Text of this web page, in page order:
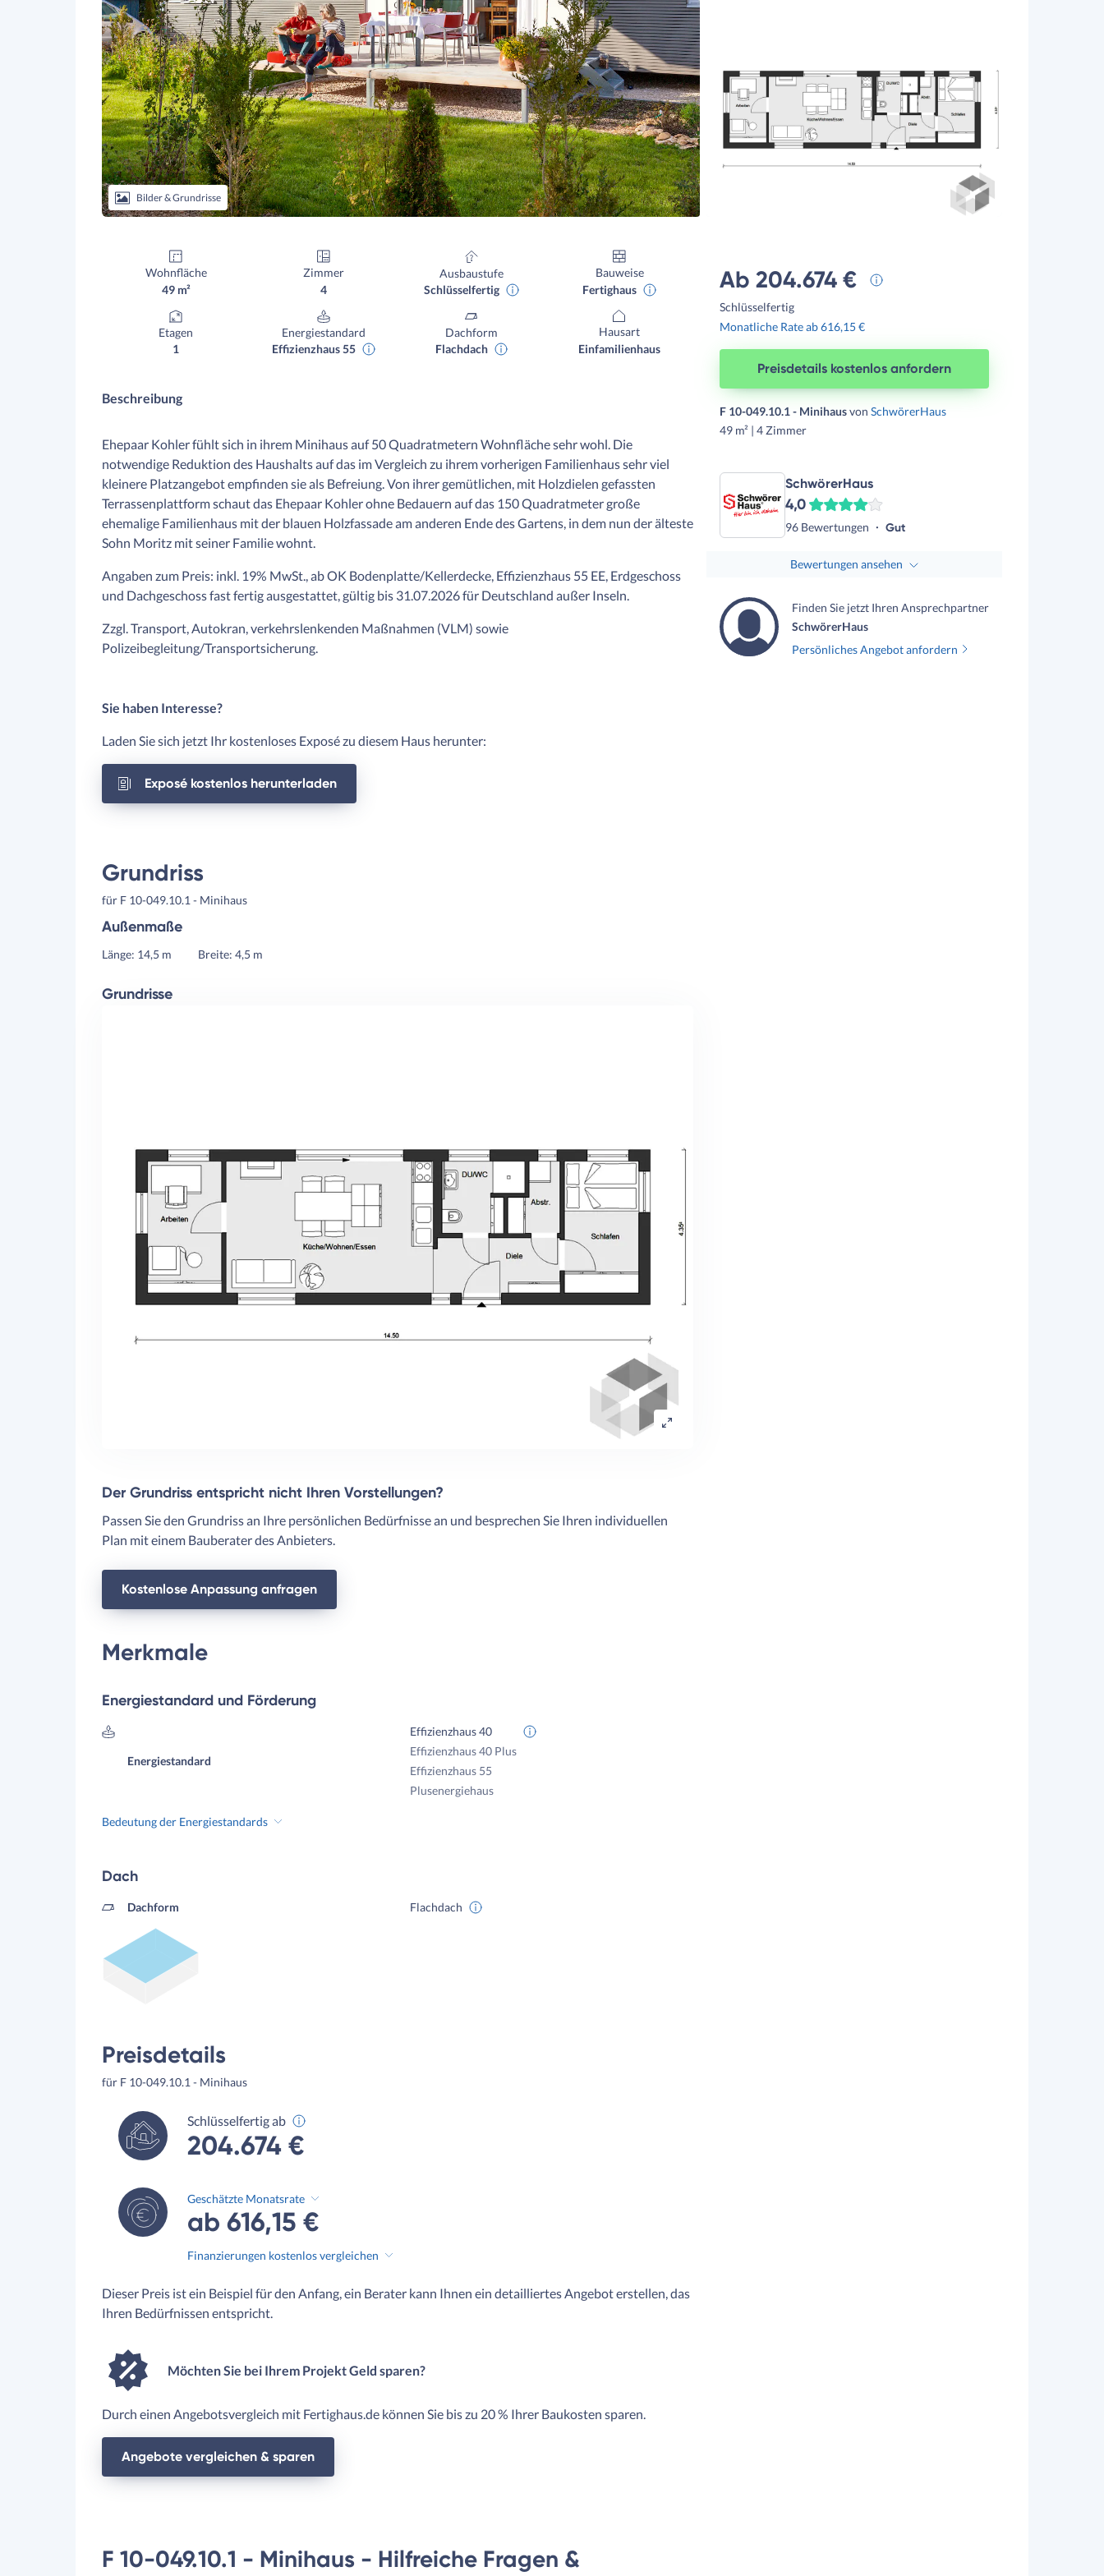
Bilder & Grundrisse
Wohnfläche
49 m²
Zimmer
4
Ausbaustufe
Schlüsselfertig
Bauweise
Fertighaus
Etagen
1
Energiestandard
Effizienzhaus 55
Dachform
Flachdach
Hausart
Einfamilienhaus
Beschreibung
Ehepaar Kohler fühlt sich in ihrem Minihaus auf 50 Quadratmetern Wohnfläche sehr wohl. Die
notwendige Reduktion des Haushalts auf das im Vergleich zu ihrem vorherigen Familienhaus sehr viel
kleinere Platzangebot empfinden sie als Befreiung. Von ihrer gemütlichen, mit Holzdielen gefassten
Terrassenplattform schaut das Ehepaar Kohler ohne Bedauern auf das 150 Quadratmeter große
ehemalige Familienhaus mit der blauen Holzfassade am anderen Ende des Gartens, in dem nun der älteste
Sohn Moritz mit seiner Familie wohnt.
Angaben zum Preis: inkl. 19% MwSt., ab OK Bodenplatte/Kellerdecke, Effizienzhaus 55 EE, Erdgeschoss
und Dachgeschoss fast fertig ausgestattet, gültig bis 31.07.2026 für Deutschland außer Inseln.
Zzgl. Transport, Autokran, verkehrslenkenden Maßnahmen (VLM) sowie
Polizeibegleitung/Transportsicherung.
Sie haben Interesse?
Laden Sie sich jetzt Ihr kostenloses Exposé zu diesem Haus herunter:
Exposé kostenlos herunterladen
Grundriss
für F 10-049.10.1 - Minihaus
Außenmaße
Länge: 14,5 m Breite: 4,5 m
Grundrisse
Der Grundriss entspricht nicht Ihren Vorstellungen?
Passen Sie den Grundriss an Ihre persönlichen Bedürfnisse an und besprechen Sie Ihren individuellen
Plan mit einem Bauberater des Anbieters.
Kostenlose Anpassung anfragen
Merkmale
Energiestandard und Förderung
Energiestandard
Effizienzhaus 40
Effizienzhaus 40 Plus
Effizienzhaus 55
Plusenergiehaus
Bedeutung der Energiestandards
Dach
Dachform Flachdach
Preisdetails
für F 10-049.10.1 - Minihaus
Schlüsselfertig ab
204.674 €
Geschätzte Monatsrate
ab 616,15 €
Finanzierungen kostenlos vergleichen
Dieser Preis ist ein Beispiel für den Anfang, ein Berater kann Ihnen ein detailliertes Angebot erstellen, das
Ihren Bedürfnissen entspricht.
Möchten Sie bei Ihrem Projekt Geld sparen?
Durch einen Angebotsvergleich mit Fertighaus.de können Sie bis zu 20 % Ihrer Baukosten sparen.
Angebote vergleichen & sparen
F 10-049.10.1 - Minihaus - Hilfreiche Fragen &
Ab 204.674 €
Schlüsselfertig
Monatliche Rate ab 616,15 €
Preisdetails kostenlos anfordern
F 10-049.10.1 - Minihausvon SchwörerHaus
49 m² | 4 Zimmer
SchwörerHaus
4,0
96 Bewertungen Gut
Bewertungen ansehen
Finden Sie jetzt Ihren Ansprechpartner
SchwörerHaus
Persönliches Angebot anfordern